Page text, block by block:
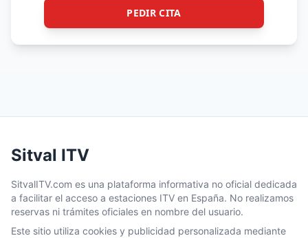
PEDIR CITA
Sitval ITV
SitvalITV.com es una plataforma informativa no oficial dedicada
a facilitar el acceso a estaciones ITV en España. No realizamos
reservas ni trámites oficiales en nombre del usuario.
Este sitio utiliza cookies y publicidad personalizada mediante